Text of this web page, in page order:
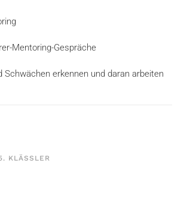
Mentoring-Gespräche
Schwächen erkennen und daran arbeiten
KLÄSSLER